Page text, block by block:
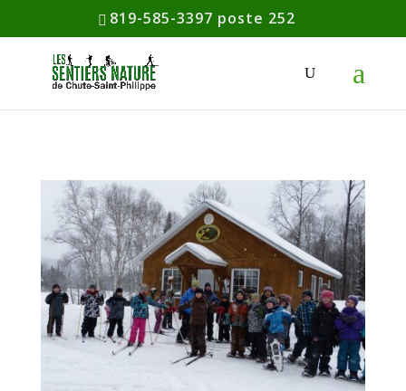
819-585-3397 poste 252